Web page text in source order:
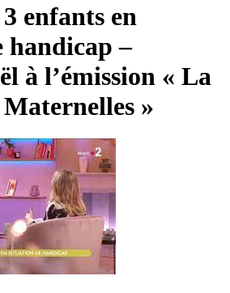
enfants en
handicap –
à l’émission « La
»